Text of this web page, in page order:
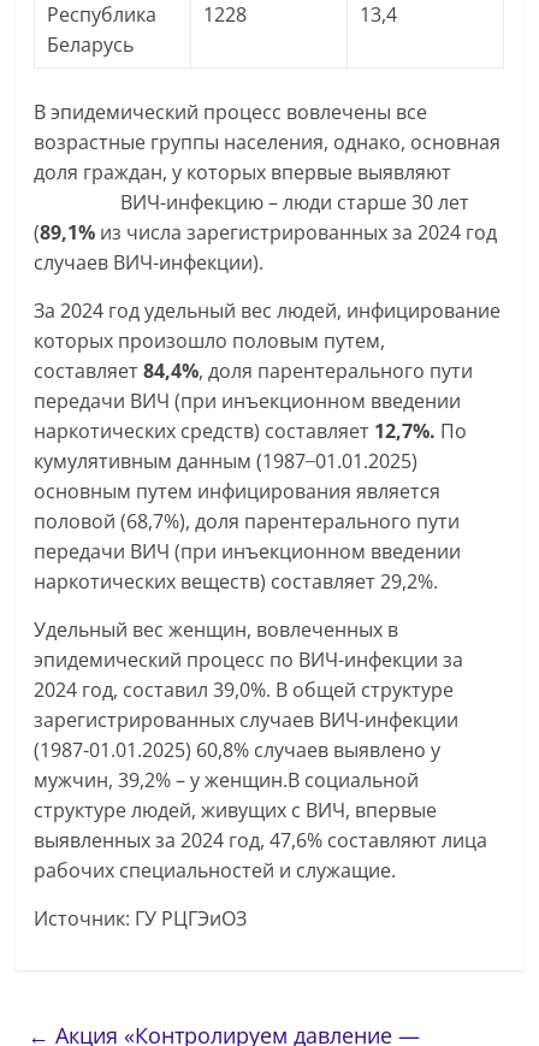
Республика
Беларусь
1228 13,4
В эпидемический процесс вовлечены все
возрастные группы населения, однако, основная
доля граждан, у которых впервые выявляют
ВИЧ-инфекцию – люди старше 30 лет
(89,1% из числа зарегистрированных за 2024 год
случаев ВИЧ-инфекции).
За 2024 год удельный вес людей, инфицирование
которых произошло половым путем,
составляет84,4%, доля парентерального пути
передачи ВИЧ (при инъекционном введении
наркотических средств) составляет 12,7%. По
кумулятивным данным (1987 ̶ 01.01.2025)
основным путем инфицирования является
половой (68,7%), доля парентерального пути
передачи ВИЧ (при инъекционном введении
наркотических веществ) составляет 29,2%.
Удельный вес женщин, вовлеченных в
эпидемический процесс по ВИЧ-инфекции за
2024 год, составил 39,0%. В общей структуре
зарегистрированных случаев ВИЧ-инфекции
(1987-01.01.2025) 60,8% случаев выявлено у
мужчин, 39,2% – у женщин.В социальной
структуре людей, живущих с ВИЧ, впервые
выявленных за 2024 год, 47,6% составляют лица
рабочих специальностей и служащие.
Источник: ГУ РЦГЭиОЗ
← Акция «Контролируем давление —